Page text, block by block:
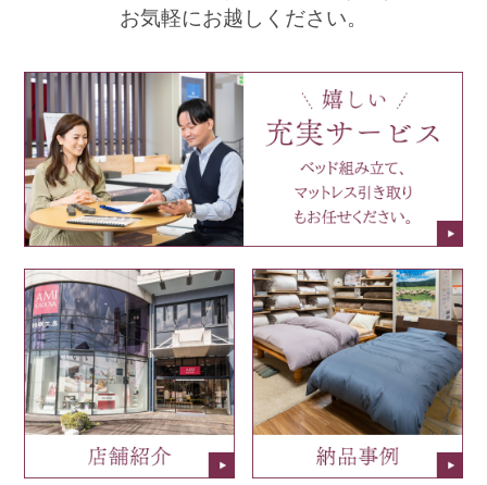
お気軽にお越しください。